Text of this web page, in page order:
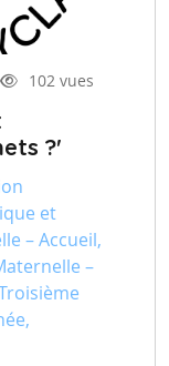
102 vues
?'
et
– Accueil,
–